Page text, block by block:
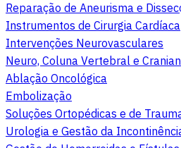
Reparação de Aneurisma e
Instrumentos de Cirurgia Cardíaca
Intervenções Neurovasculares
Neuro, Coluna Vertebral e
Ablação Oncológica
Embolização
Soluções Ortopédicas e de
Urologia e Gestão da